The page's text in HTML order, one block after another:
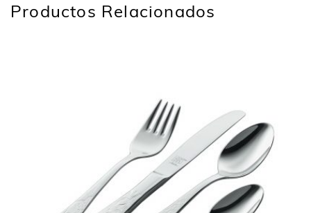
Productos Relacionados